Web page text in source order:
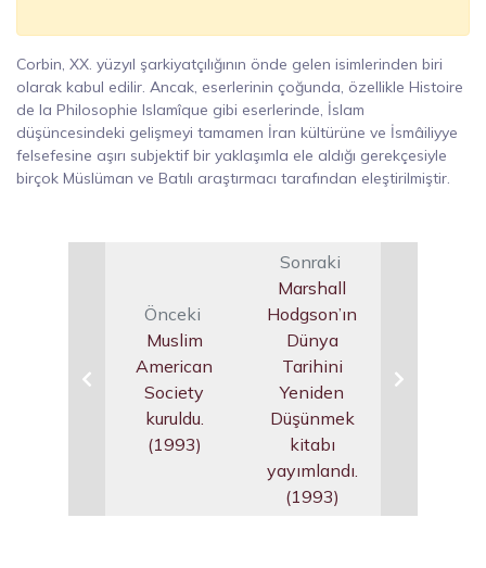
Corbin, XX. yüzyıl şarkiyatçılığının önde gelen isimlerinden biri
olarak kabul edilir. Ancak, eserlerinin çoğunda, özellikle Histoire
de la Philosophie Islamîque gibi eserlerinde, İslam
düşüncesindeki gelişmeyi tamamen İran kültürüne ve İsmâiliyye
felsefesine aşırı subjektif bir yaklaşımla ele aldığı gerekçesiyle
birçok Müslüman ve Batılı araştırmacı tarafından eleştirilmiştir.
Önceki
Muslim
American
Society
kuruldu.
(1993)
Sonraki
Marshall
Hodgson’ın
Dünya
Tarihini
Yeniden
Düşünmek
kitabı
yayımlandı.
(1993)